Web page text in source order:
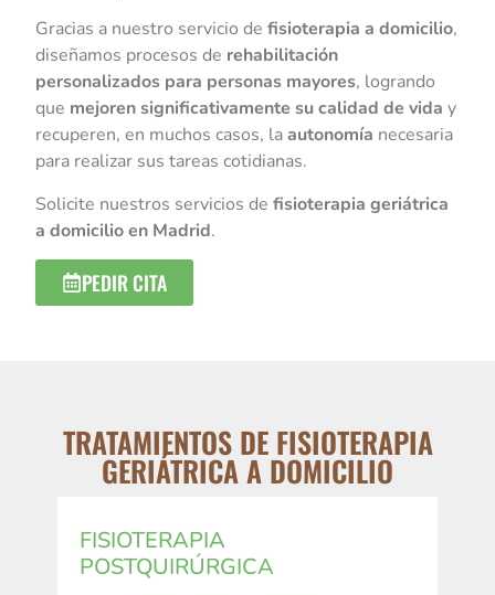
Gracias a nuestro servicio defisioterapia a domicilio,
diseñamos procesos de rehabilitación
personalizados para personas mayores, logrando
que mejoren significativamente su calidad de vida y
recuperen, en muchos casos, laautonomía necesaria
para realizar sus tareas cotidianas.
Solicite nuestros servicios defisioterapia geriátrica
a domicilio en Madrid.
PEDIR CITA
TRATAMIENTOS DE FISIOTERAPIA
GERIÁTRICA A DOMICILIO
FISIOTERAPIA
POSTQUIRÚRGICA